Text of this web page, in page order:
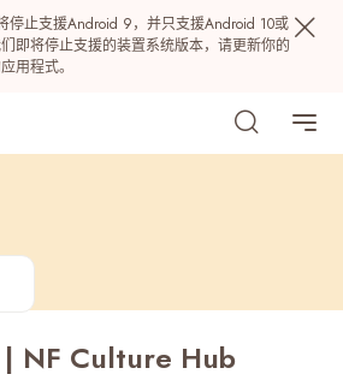
停止支援Android 9，并只支援Android 10或
即将停止支援的装置系统版本，请更新你的
用程式。
| NF Culture Hub